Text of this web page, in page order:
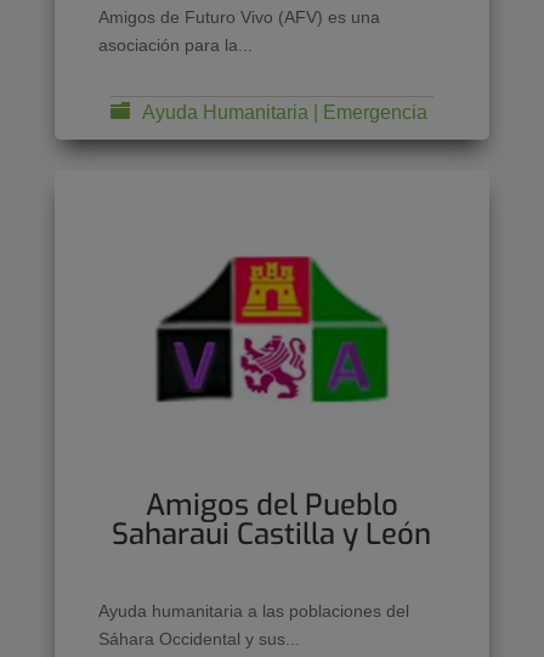
Amigos de Futuro Vivo (AFV) es una
asociación para la...
Ayuda Humanitaria | Emergencia
Amigos del Pueblo
Saharaui Castilla y León
Ayuda humanitaria a las poblaciones del
Sáhara Occidental y sus...